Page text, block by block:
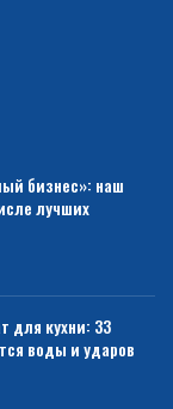
бизнес»: наш
лучших
для кухни: 33
воды и ударов